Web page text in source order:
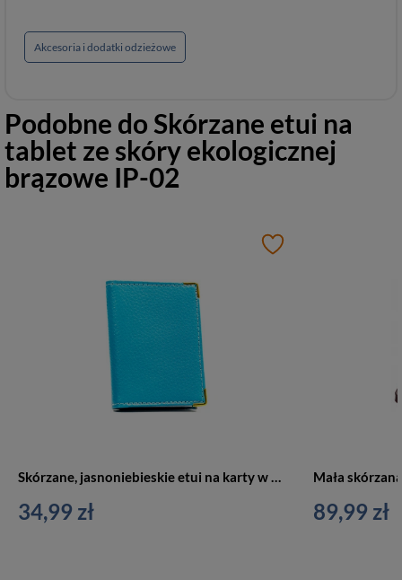
Akcesoria i dodatki odzieżowe
Podobne doSkórzane etui na
tablet ze skóry ekologicznej
brązowe IP-02
Skórzane, jasnoniebieskie etui na karty w orientacji pionowej
34,99 zł 89,99 zł